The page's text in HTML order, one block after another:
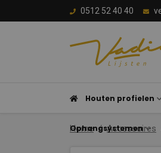
0512 52 40 40
Houten profielen
Ophangsystemen
Home Accessoires